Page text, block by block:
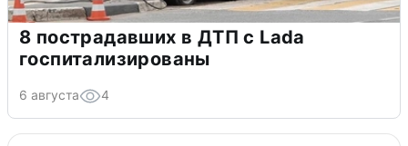
8 пострадавших в ДТП с Lada
госпитализированы
6 августа 4